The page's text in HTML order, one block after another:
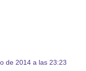
de 2014 a las 23:23